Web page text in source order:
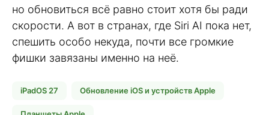
но обновиться всё равно стоит хотя бы ради
скорости. А вот в странах, где Siri AI пока нет,
спешить особо некуда, почти все громкие
фишки завязаны именно на неё.
iPadOS 27 Обновление iOS и устройств Apple